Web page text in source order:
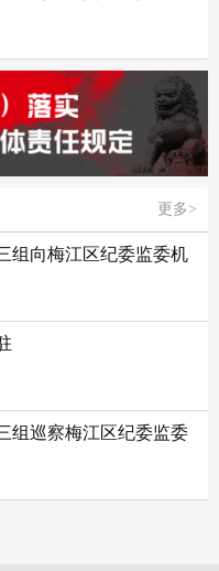
更多>
组向梅江区纪委监委机
组巡察梅江区纪委监委